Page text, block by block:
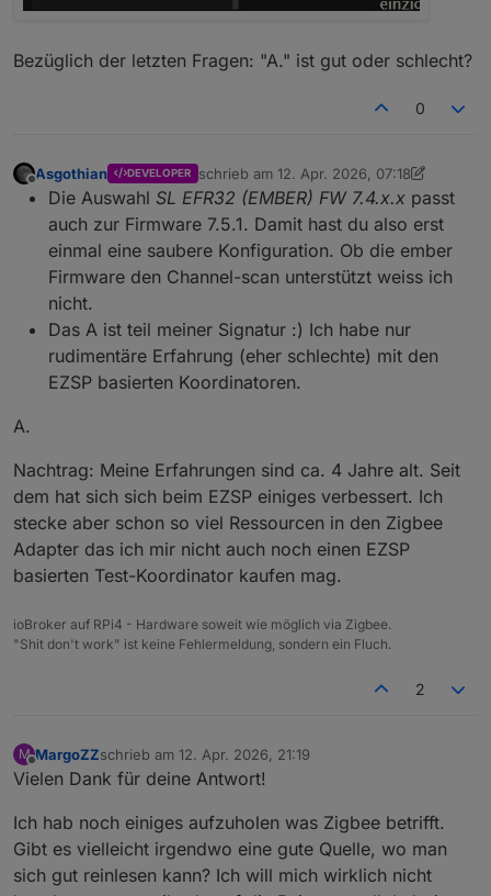
Bezüglich der letzten Fragen: "A." ist gut oder schlecht?
0
Offline
Asgothian DEVELOPER schrieb am 12. Apr. 2026, 07:18
zuletzt editiert von Asgothian 4. Dez.
Die Auswahl SL EFR32 (EMBER) FW 7.4.x.x passt
auch zur Firmware 7.5.1. Damit hast du also erst
einmal eine saubere Konfiguration. Ob die ember
Firmware den Channel-scan unterstützt weiss ich
nicht.
Das A ist teil meiner Signatur :) Ich habe nur
rudimentäre Erfahrung (eher schlechte) mit den
EZSP basierten Koordinatoren.
A.
Nachtrag: Meine Erfahrungen sind ca. 4 Jahre alt. Seit
dem hat sich sich beim EZSP einiges verbessert. Ich
stecke aber schon so viel Ressourcen in den Zigbee
Adapter das ich mir nicht auch noch einen EZSP
basierten Test-Koordinator kaufen mag.
ioBroker auf RPi4 - Hardware soweit wie möglich via Zigbee.
"Shit don't work" ist keine Fehlermeldung, sondern ein Fluch.
2
M
Offline
MargoZZschrieb am 12. Apr. 2026, 21:19
zuletzt editiert von
Vielen Dank für deine Antwort!
Ich hab noch einiges aufzuholen was Zigbee betrifft.
Gibt es vielleicht irgendwo eine gute Quelle, wo man
sich gut reinlesen kann? Ich will mich wirklich nicht